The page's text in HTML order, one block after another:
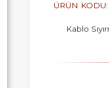
ÜRÜN KODU
Kablo